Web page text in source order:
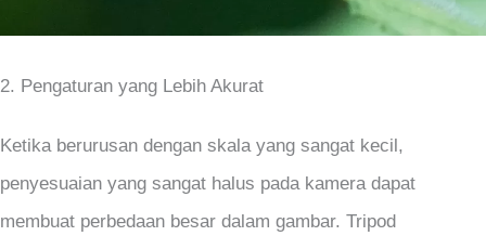
2. Pengaturan yang Lebih Akurat
Ketika berurusan dengan skala yang sangat kecil,
penyesuaian yang sangat halus pada kamera dapat
membuat perbedaan besar dalam gambar. Tripod